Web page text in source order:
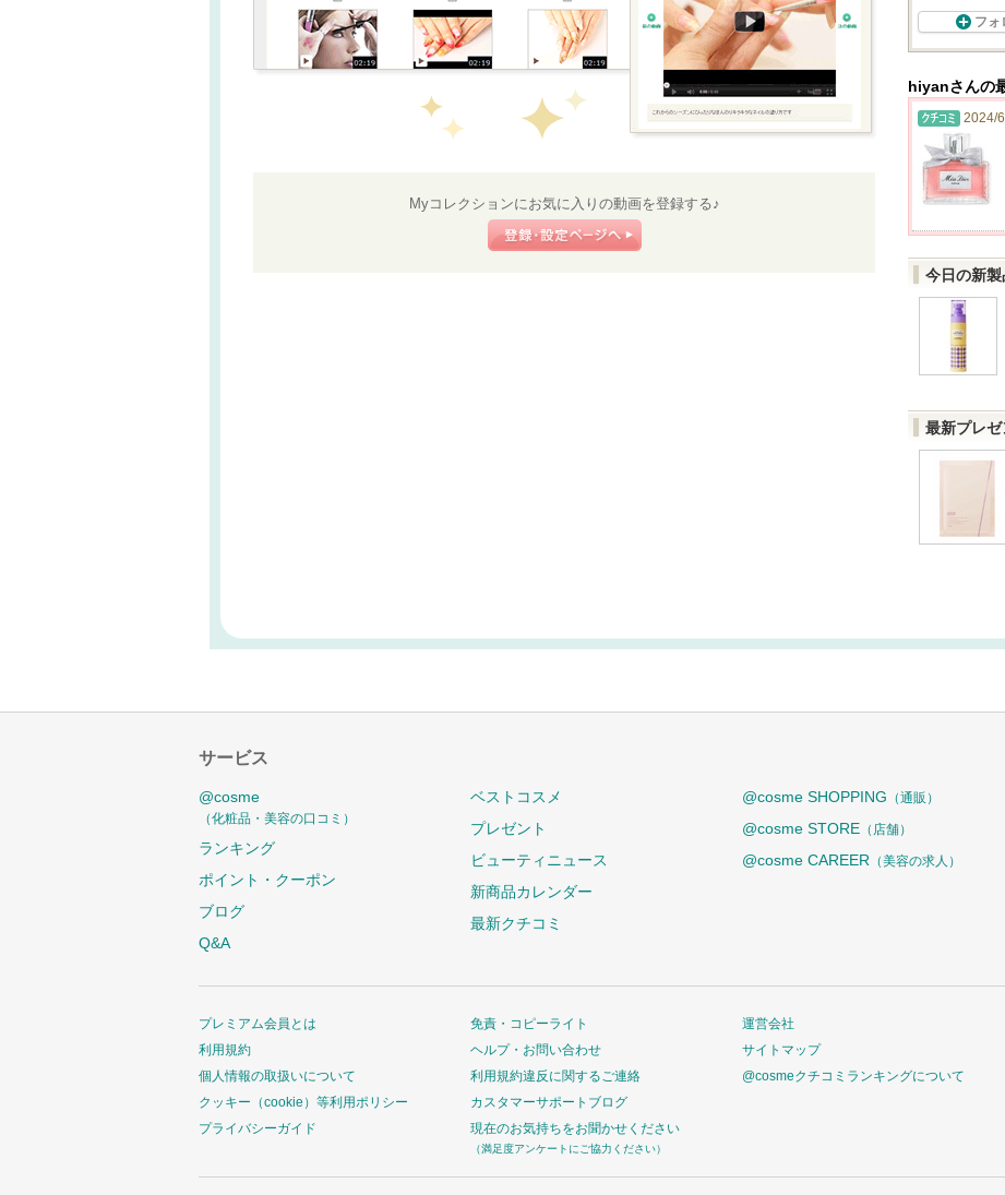
Myコレクションにお気に入りの動画を登録する♪
フォ
hiyanさんの
2024/
今日の新製
最新プレゼ
サービス
@cosme
（化粧品・美容の口コミ）
ランキング
ポイント・クーポン
ブログ
Q&A
ベストコスメ
プレゼント
ビューティニュース
新商品カレンダー
最新クチコミ
@cosme SHOPPING （通販）
@cosme STORE （店舗）
@cosme CAREER （美容の求人）
プレミアム会員とは
利用規約
個人情報の取扱いについて
クッキー（cookie）等利用ポリシー
プライバシーガイド
免責・コピーライト
ヘルプ・お問い合わせ
利用規約違反に関するご連絡
カスタマーサポートブログ
現在のお気持ちをお聞かせください
（満足度アンケートにご協力ください）
運営会社
サイトマップ
@cosmeクチコミランキングについて